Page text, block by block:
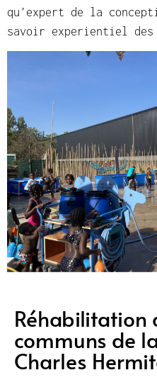
qu’expert de la
savoir experientiel
Réhabilitation
communs de
Charles